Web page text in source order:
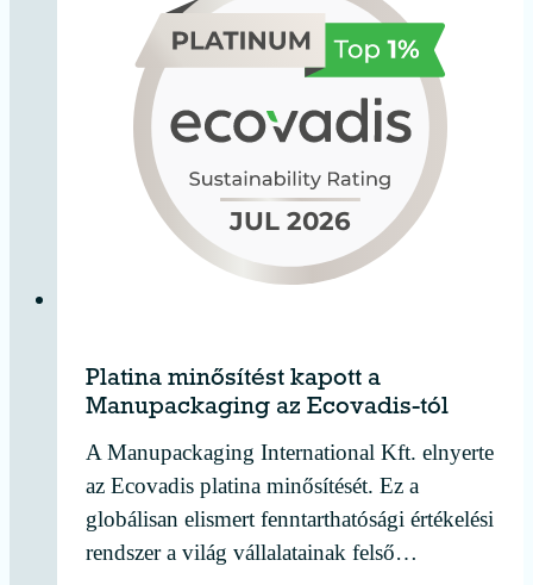
Platina minősítést kapott a
Manupackaging az Ecovadis-tól
A Manupackaging International Kft. elnyerte
az Ecovadis platina minősítését. Ez a
globálisan elismert fenntarthatósági értékelési
rendszer a világ vállalatainak felső…